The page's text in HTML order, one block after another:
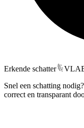
Erkende schatter
Snel een schatting
correct en transparant